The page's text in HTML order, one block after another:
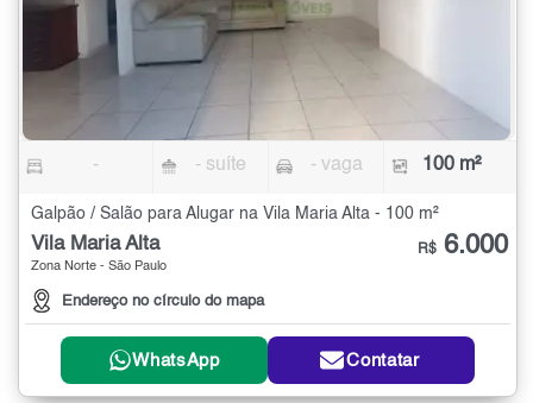
- - suíte - vaga 100 m²
Galpão / Salão para Alugar na Vila Maria Alta - 100 m²
Vila Maria Alta
Zona Norte - São Paulo
Endereço no círculo do mapa
R$ 6.000
WhatsApp Contatar